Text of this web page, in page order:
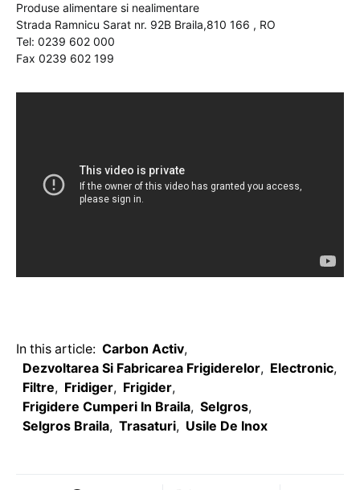
Produse alimentare si nealimentare
Strada Ramnicu Sarat nr. 92B Braila,810 166 , RO
Tel: 0239 602 000
Fax 0239 602 199
In this article: Carbon Activ,
Dezvoltarea Si Fabricarea Frigiderelor, Electronic,
Filtre, Fridiger, Frigider,
Frigidere Cumperi In Braila, Selgros,
Selgros Braila, Trasaturi, Usile De Inox